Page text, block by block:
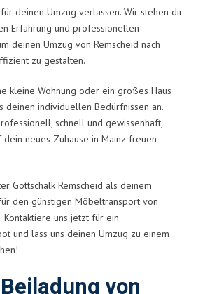
deinen Umzug verlassen. Wir stehen dir
Erfahrung und professionellen
deinen Umzug von Remscheid nach
zu gestalten.
kleine Wohnung oder ein großes Haus
deinen individuellen Bedürfnissen an.
schnell und gewissenhaft,
neues Zuhause in Mainz freuen
Gottschalk Remscheid als deinem
den günstigen Möbeltransport von
Kontaktiere uns jetzt für ein
und lass uns deinen Umzug zu einem
von